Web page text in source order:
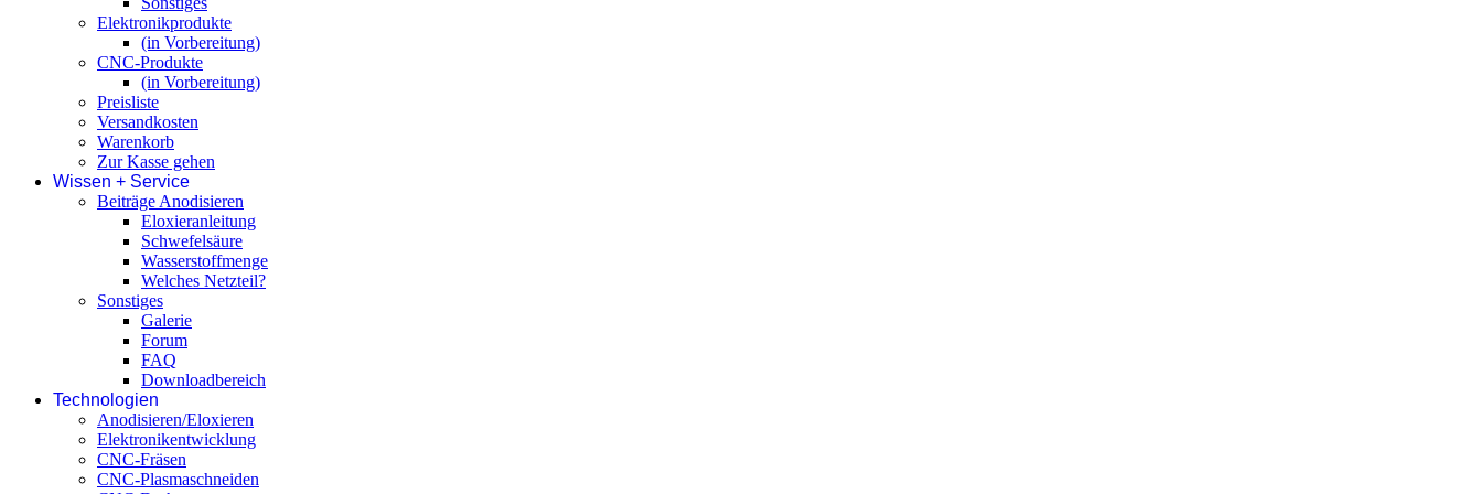
Elektronikprodukte
(in Vorbereitung)
CNC-Produkte
(in Vorbereitung)
Preisliste
Versandkosten
Warenkorb
Zur Kasse gehen
Wissen + Service
Beiträge Anodisieren
Eloxieranleitung
Schwefelsäure
Wasserstoffmenge
Welches Netzteil?
Sonstiges
Galerie
Forum
FAQ
Downloadbereich
Technologien
Anodisieren/Eloxieren
Elektronikentwicklung
CNC-Fräsen
CNC-Plasmaschneiden